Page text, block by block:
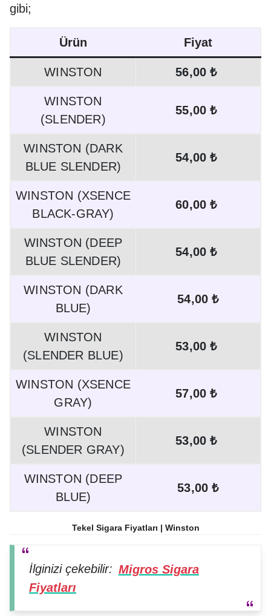
gibi;
Ürün Fiyat
WINSTON 56,00 ₺
WINSTON
(SLENDER)
55,00 ₺
WINSTON (DARK
BLUE SLENDER)
54,00 ₺
WINSTON (XSENCE
BLACK-GRAY)
60,00 ₺
WINSTON (DEEP
BLUE SLENDER)
54,00 ₺
WINSTON (DARK
BLUE)
54,00 ₺
WINSTON
(SLENDER BLUE)
53,00 ₺
WINSTON (XSENCE
GRAY)
57,00 ₺
WINSTON
(SLENDER GRAY)
53,00 ₺
WINSTON (DEEP
BLUE)
53,00 ₺
Tekel Sigara Fiyatları | Winston
İlginizi çekebilir: Migros Sigara
Fiyatları